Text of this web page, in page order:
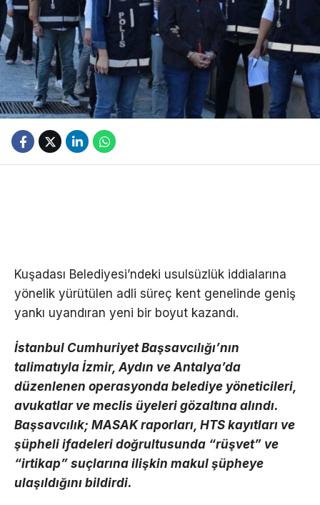
Kuşadası Belediyesi’ndeki usulsüzlük iddialarına
yönelik yürütülen adli süreç kent genelinde geniş
yankı uyandıran yeni bir boyut kazandı.
İstanbul Cumhuriyet Başsavcılığı’nın
talimatıyla İzmir, Aydın ve Antalya’da
düzenlenen operasyonda belediye yöneticileri,
avukatlar ve meclis üyeleri gözaltına alındı.
Başsavcılık; MASAK raporları, HTS kayıtları ve
şüpheli ifadeleri doğrultusunda “rüşvet” ve
“irtikap” suçlarına ilişkin makul şüpheye
ulaşıldığını bildirdi.